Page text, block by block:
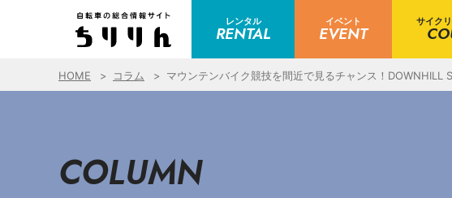
レンタル
RENTAL
イベント
EVENT
サイク
HOME コラム マウンテンバイク競技を間近で見るチャンス！DOWNHILL
COLUMN